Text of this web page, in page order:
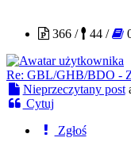
366 /
44 /
Re: GBL/GHB/BDO -
Nieprzeczytany post
Cytuj
Zgłoś